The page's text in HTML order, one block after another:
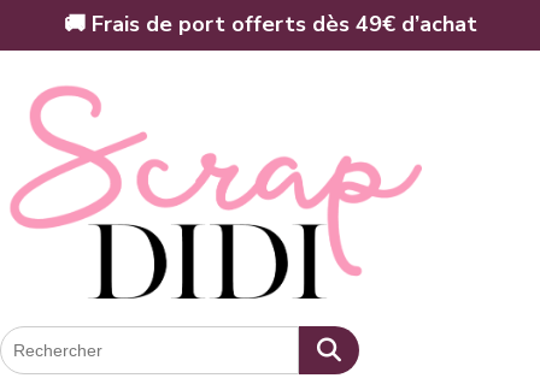
🚚 Frais de port offerts dès 49€ d’achat